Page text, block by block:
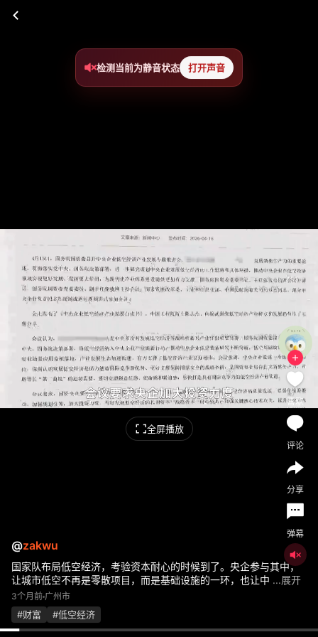
全屏播放
检测当前为静音状态 打开声音
@zakwu
国家队布局低空经济，考验资本耐心的时候到了。央企参与其中，
让城市低空不再是零散项目，而是基础设施的一环，也让中 ...展开
3个月前 广州市
#财富 #低空经济
喜欢
评论
分享
弹幕